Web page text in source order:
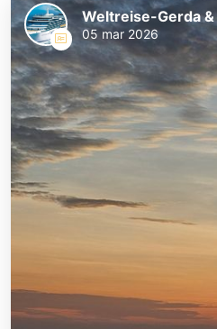
Weltreise-Gerda
05 mar 2026